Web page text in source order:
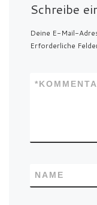
Schreibe
Deine E-Mail-
Erforderliche
*
NAME